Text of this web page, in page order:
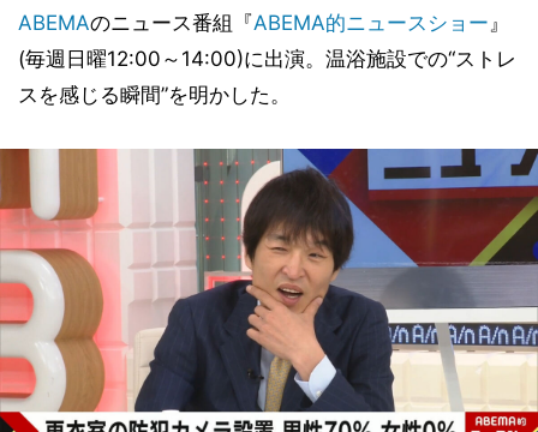
ABEMAのニュース番組『ABEMA的ニュースショー』
(毎週日曜12:00～14:00)に出演。温浴施設での“ストレ
スを感じる瞬間”を明かした。